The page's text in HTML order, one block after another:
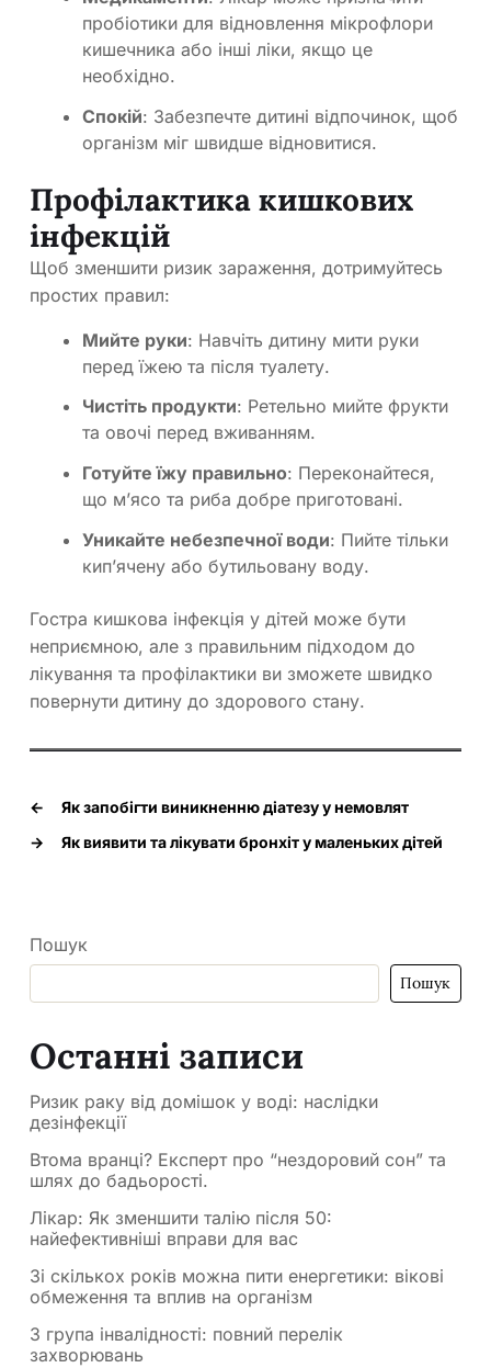
пробіотики для відновлення мікрофлори
кишечника або інші ліки, якщо це
необхідно.
Спокій: Забезпечте дитині відпочинок, щоб
організм міг швидше відновитися.
Профілактика кишкових
інфекцій
Щоб зменшити ризик зараження, дотримуйтесь
простих правил:
Мийте руки: Навчіть дитину мити руки
перед їжею та після туалету.
Чистіть продукти: Ретельно мийте фрукти
та овочі перед вживанням.
Готуйте їжу правильно: Переконайтеся,
що м’ясо та риба добре приготовані.
Уникайте небезпечної води: Пийте тільки
кип’ячену або бутильовану воду.
Гостра кишкова інфекція у дітей може бути
неприємною, але з правильним підходом до
лікування та профілактики ви зможете швидко
повернути дитину до здорового стану.
←
Як запобігти виникненню діатезу у немовлят
→
Як виявити та лікувати бронхіт у маленьких дітей
Пошук
Пошук
Останні записи
Ризик раку від домішок у воді: наслідки
дезінфекції
Втома вранці? Експерт про “нездоровий сон” та
шлях до бадьорості.
Лікар: Як зменшити талію після 50:
найефективніші вправи для вас
Зі скількох років можна пити енергетики: вікові
обмеження та вплив на організм
3 група інвалідності: повний перелік
захворювань